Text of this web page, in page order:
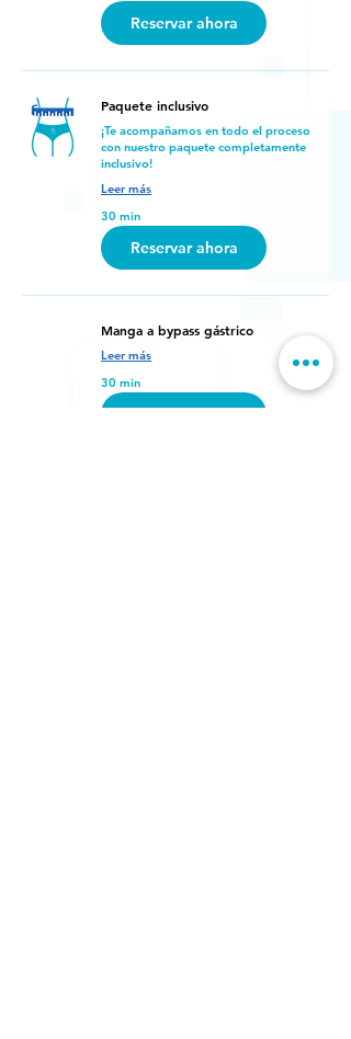
Reservar ahora
Paquete inclusivo
¡Te acompañamos en todo el proceso
con nuestro paquete completamente
inclusivo!
Leer más
30 min
Reservar ahora
Manga a bypass gástrico
Leer más
30 min
Reservar ahora